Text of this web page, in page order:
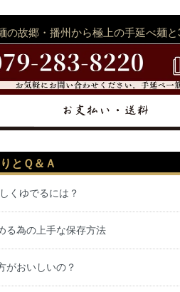
の故郷・播州から極上の手延べ麺
とＱ＆Ａ
ゆでるには？
為の上手な保存方法
おいしいの？